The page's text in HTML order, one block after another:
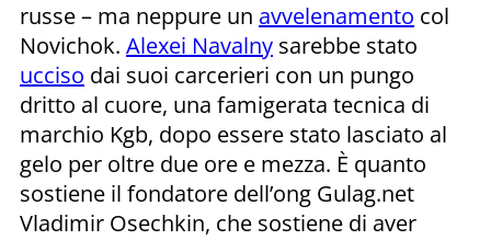
russe – ma neppure un avvelenamento col
Novichok. Alexei Navalny sarebbe stato
ucciso dai suoi carcerieri con un pungo
dritto al cuore, una famigerata tecnica di
marchio Kgb, dopo essere stato lasciato al
gelo per oltre due ore e mezza. È quanto
sostiene il fondatore dell’ong Gulag.net
Vladimir Osechkin, che sostiene di aver